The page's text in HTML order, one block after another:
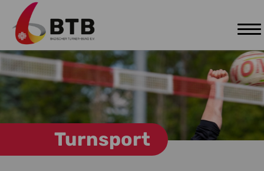
Zum Hauptinhalt springen
Turnsport